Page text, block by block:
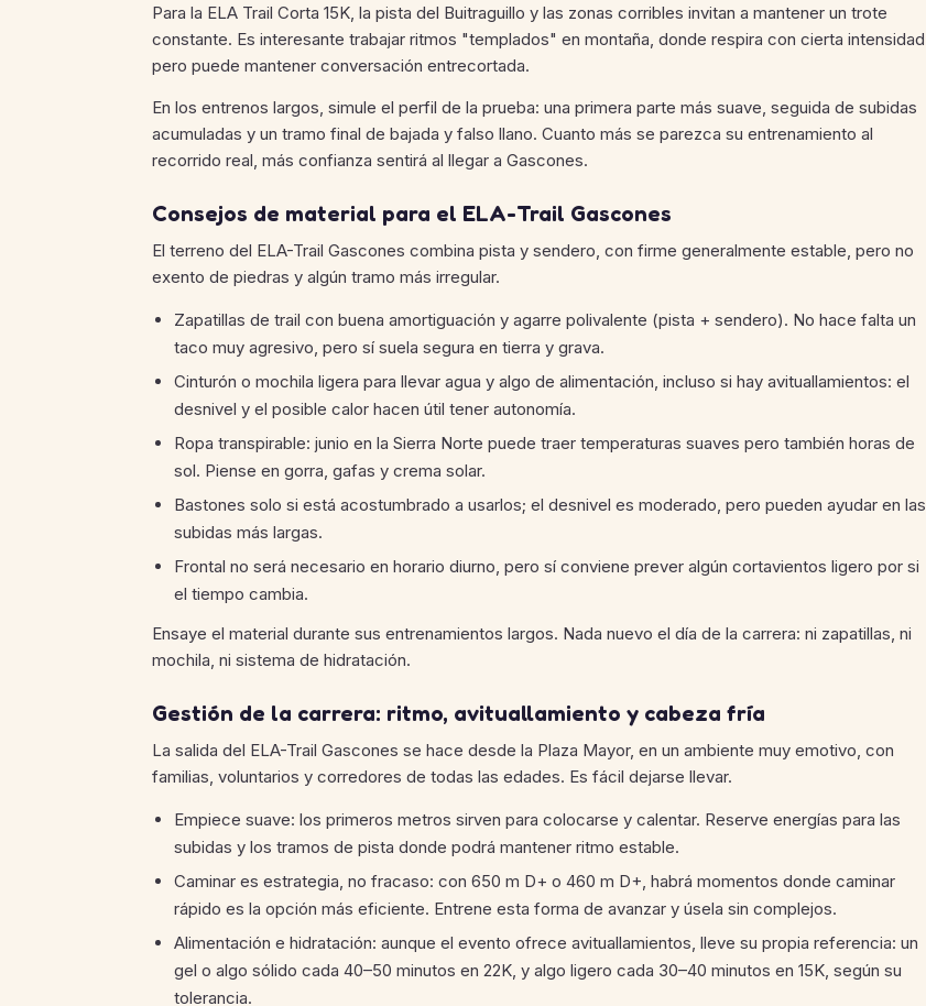
Para la ELA Trail Corta 15K, la pista del Buitraguillo y las zonas corribles invitan a mantener un trote
constante. Es interesante trabajar ritmos "templados" en montaña, donde respira con cierta intensidad
pero puede mantener conversación entrecortada.
En los entrenos largos, simule el perfil de la prueba: una primera parte más suave, seguida de subidas
acumuladas y un tramo final de bajada y falso llano. Cuanto más se parezca su entrenamiento al
recorrido real, más confianza sentirá al llegar a Gascones.
Consejos de material para el ELA-Trail Gascones
El terreno del ELA-Trail Gascones combina pista y sendero, con firme generalmente estable, pero no
exento de piedras y algún tramo más irregular.
Zapatillas de trail con buena amortiguación y agarre polivalente (pista + sendero). No hace falta un
taco muy agresivo, pero sí suela segura en tierra y grava.
Cinturón o mochila ligera para llevar agua y algo de alimentación, incluso si hay avituallamientos: el
desnivel y el posible calor hacen útil tener autonomía.
Ropa transpirable: junio en la Sierra Norte puede traer temperaturas suaves pero también horas de
sol. Piense en gorra, gafas y crema solar.
Bastones solo si está acostumbrado a usarlos; el desnivel es moderado, pero pueden ayudar en las
subidas más largas.
Frontal no será necesario en horario diurno, pero sí conviene prever algún cortavientos ligero por si
el tiempo cambia.
Ensaye el material durante sus entrenamientos largos. Nada nuevo el día de la carrera: ni zapatillas, ni
mochila, ni sistema de hidratación.
Gestión de la carrera: ritmo, avituallamiento y cabeza fría
La salida del ELA-Trail Gascones se hace desde la Plaza Mayor, en un ambiente muy emotivo, con
familias, voluntarios y corredores de todas las edades. Es fácil dejarse llevar.
Empiece suave: los primeros metros sirven para colocarse y calentar. Reserve energías para las
subidas y los tramos de pista donde podrá mantener ritmo estable.
Caminar es estrategia, no fracaso: con 650 m D+ o 460 m D+, habrá momentos donde caminar
rápido es la opción más eficiente. Entrene esta forma de avanzar y úsela sin complejos.
Alimentación e hidratación: aunque el evento ofrece avituallamientos, lleve su propia referencia: un
gel o algo sólido cada 40–50 minutos en 22K, y algo ligero cada 30–40 minutos en 15K, según su
tolerancia.